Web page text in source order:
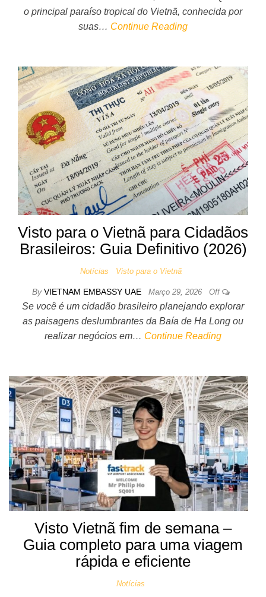
o principal paraíso tropical do Vietnã, conhecida por
suas… Continue Reading
Visto para o Vietnã para Cidadãos
Brasileiros: Guia Definitivo (2026)
Notícias Visto para o Vietnã
By VIETNAM EMBASSY UAE Março 29, 2026 Off
Se você é um cidadão brasileiro planejando explorar
as paisagens deslumbrantes da Baía de Ha Long ou
realizar negócios em… Continue Reading
Visto Vietnã fim de semana –
Guia completo para uma viagem
rápida e eficiente
Notícias